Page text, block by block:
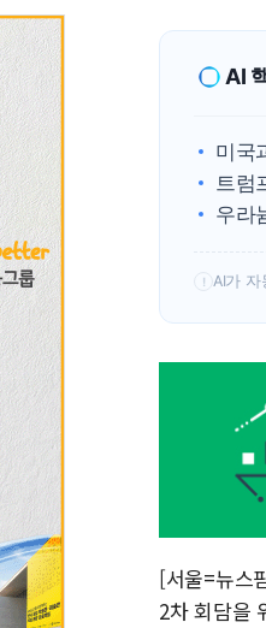
AI
미국
트럼
우라
! AI가 자
[서울=뉴스
2차 회담을